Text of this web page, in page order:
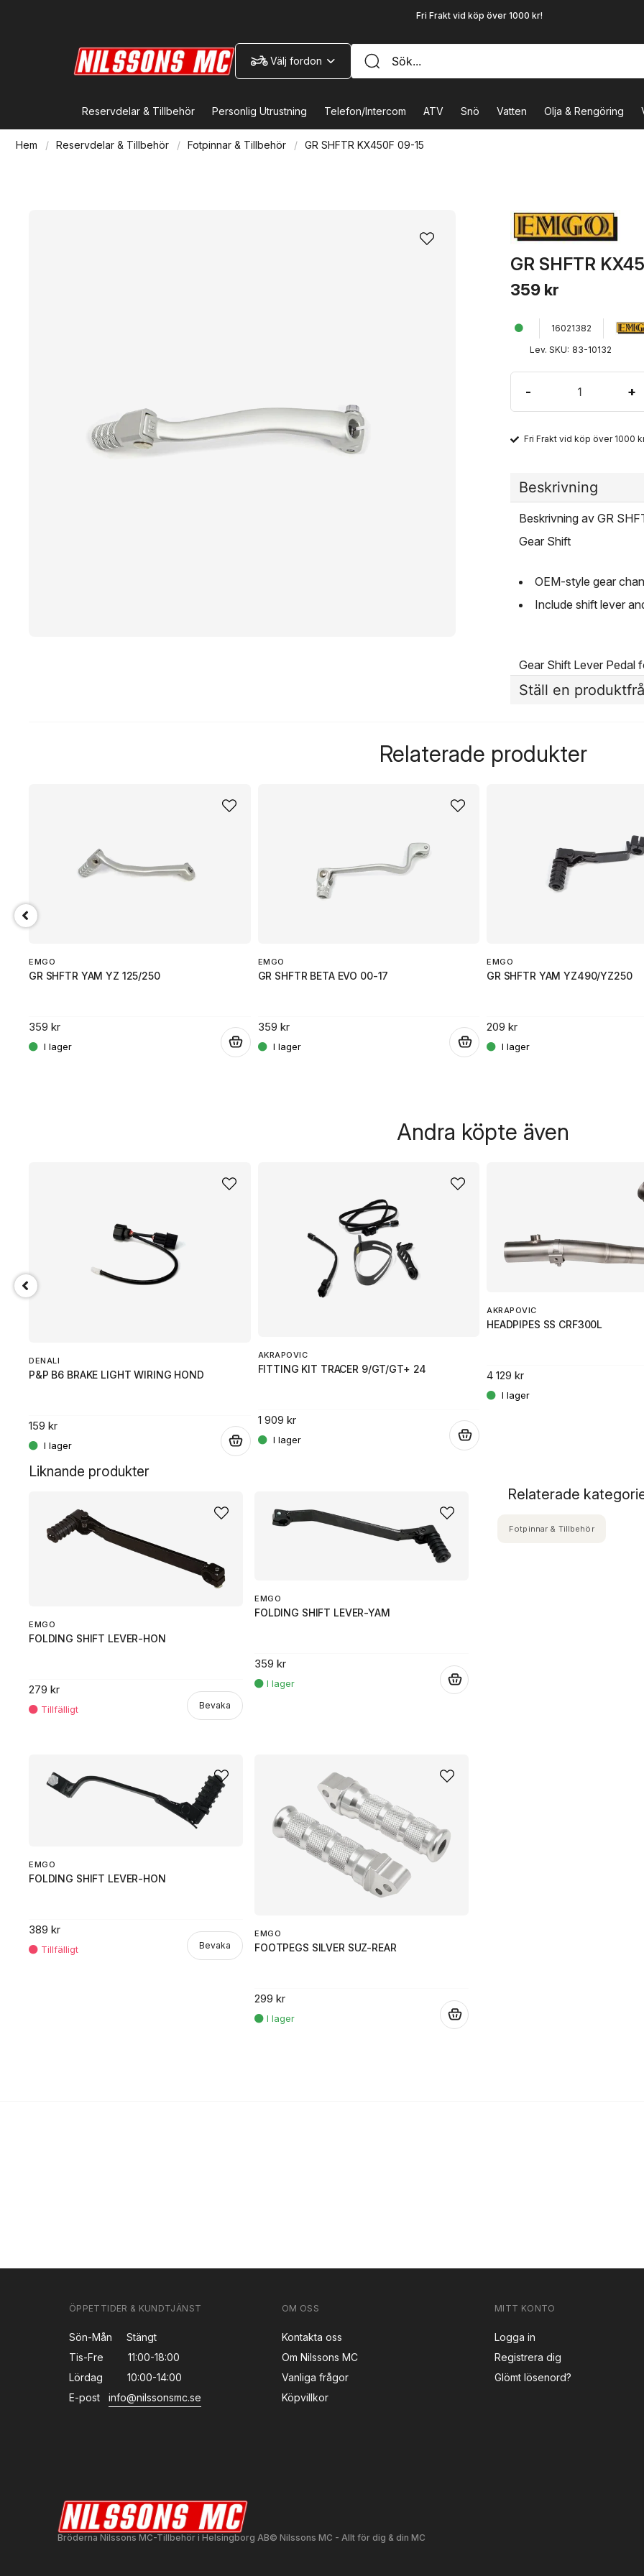
Fri Frakt vid köp över 1000 kr!
Välj fordon
Reservdelar & Tillbehör Personlig Utrustning Telefon/Intercom ATV Snö Vatten Olja & Rengöring
Hem Reservdelar & Tillbehör Fotpinnar & Tillbehör GR SHFTR KX450F 09-15
GR SHFTR
359 kr
16021382
Lev. SKU: 83-10132
- +
Fri Frakt vid köp över 1000
Beskrivning
Beskrivning av GR
Gear Shift
OEM-style gear
Include shift lever
Gear Shift Lever Pedal
Ställ en
Ja, ni får publicera
Relaterade produkter
EMGO
GR SHFTR YAM YZ 125/250
359 kr
EMGO
GR SHFTR BETA EVO 00-17
359 kr
EMGO
GR SHFTR YAM YZ490/YZ250
209 kr
Andra köpte även
DENALI
P&P B6 BRAKE LIGHT WIRING HOND
159 kr
AKRAPOVIC
FITTING KIT TRACER 9/GT/GT+ 24
1 909 kr
AKRAPOVIC
HEADPIPES SS CRF300L
4 129 kr
Liknande produkter
EMGO
FOLDING SHIFT LEVER-HON
279 kr
Bevaka
EMGO
FOLDING SHIFT LEVER-YAM
359 kr
EMGO
FOLDING SHIFT LEVER-HON
389 kr
Bevaka
EMGO
FOOTPEGS SILVER SUZ-REAR
299 kr
Relaterade
Fotpinnar & Tillbehör
ÖPPETTIDER & KUNDTJÄNST
Sön-Mån
Stängt
Tis-Fre
11:00-18:00
Lördag
10:00-14:00
E-post
info@nilssonsmc.se
OM OSS
Kontakta oss
Om Nilssons MC
Vanliga frågor
Köpvillkor
MITT KONTO
Logga in
Registrera dig
Glömt lösenord?
Bröderna Nilssons MC-Tillbehör i Helsingborg AB© Nilssons MC - Allt för dig & din MC